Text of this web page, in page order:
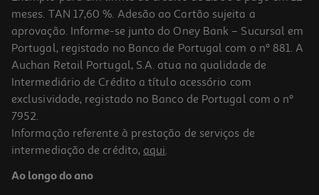
meses. TAN 17,60 %. Adesão ao Cartão sujeita a
aprovação. Informe-se junto do Oney Bank – Sucursal em
Portugal, registado no Banco de Portugal com o nº 881. A
Auchan Retail Portugal, S.A. atua na qualidade de
Intermediário de Crédito a título acessório com
exclusividade, registado no Banco de Portugal com o nº
7952.
Informação referente à prestação de serviços de
intermediação de crédito, aqui.
Ao longo do ano